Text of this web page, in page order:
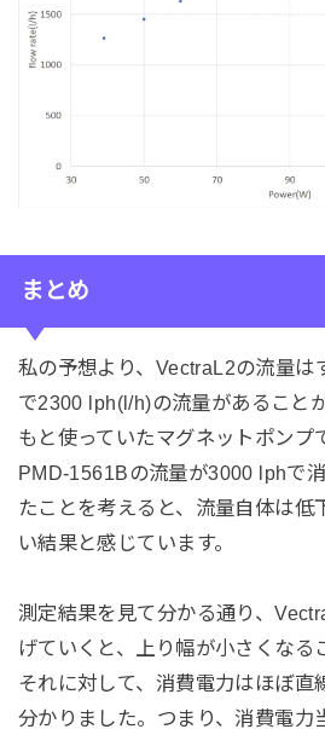
まとめ
私の予想より、VectraL2の流量は
で2300 lph(l/h)の流量があること
もと使っていたマグネットポンプ
PMD-1561Bの流量が3000 lphで
たことを考えると、流量自体は低
い結果と感じています。
測定結果を見て分かる通り、
げていくと、上り幅が小さくなる
それに対して、消費電力はほぼ直
分かりました。つまり、消費電力